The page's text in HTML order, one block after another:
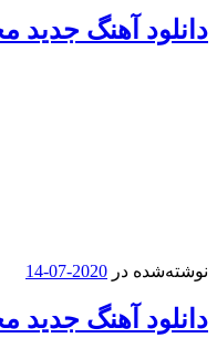
دانلود آهنگ
نوشته‌شده در 2020-07-14
دانلود آهنگ